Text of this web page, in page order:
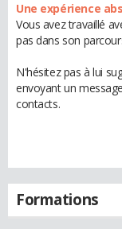
Une expérience
Vous avez travaillé
pas dans son
N'hésitez pas à lui
envoyant un
contacts.
Formations